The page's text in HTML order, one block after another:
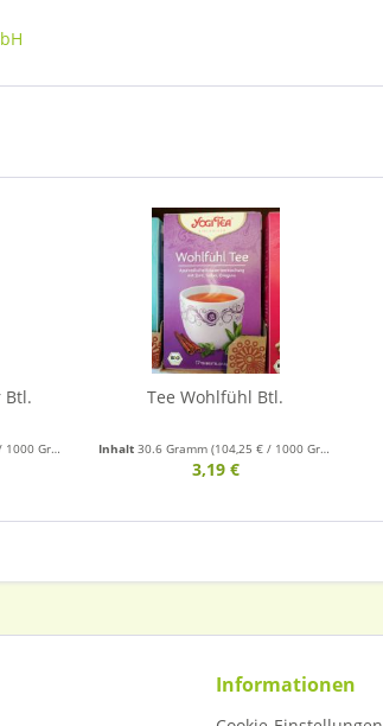
Btl.
Gramm)
Tee Wohlfühl Btl.
Inhalt30.6 Gramm(104,25 € / 1000 Gramm)
3,19 €
Informationen